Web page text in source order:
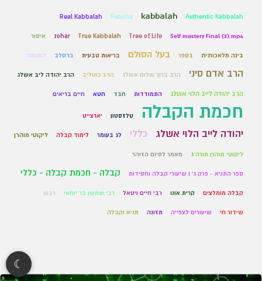
Authentic Kabbalah
kabbalah
Peticha
Real Kabbalah
Self mastery Final (2).mp4
Tree of Life
True Kabbalah
zohar איסור
בינה מלאכותית בספר בעל הסולם בריאות טבעית ברסלב העצמה
הרב אדם סיני הרב ברוך שלום אשלג הרב גוטליב הרב יהודה ליב אשלג
הרב יהודה לייב הלוי אשלג התמודדות חבד חטא חיים בריאים
חכמת הקבלה טלזסטון יארצייט
יהודה לייב הלוי אשלג כללי לג בעומר לימוד קבלה ליקוטי מוהרן
ליקוטי מוהרן תורה ג מאמר לסיום הזוהר
ספר התניא - פרק ג' | שיעורי קבלה וחסידות קבלה - חכמת קבלה - כללי
קבלה מומלצים קרית אונו רבי חיים ויטאל רבי שמעון בר יוחאי רבש
שידור חי שיעורים לצפייה תזונה תניא וקבלה
☾